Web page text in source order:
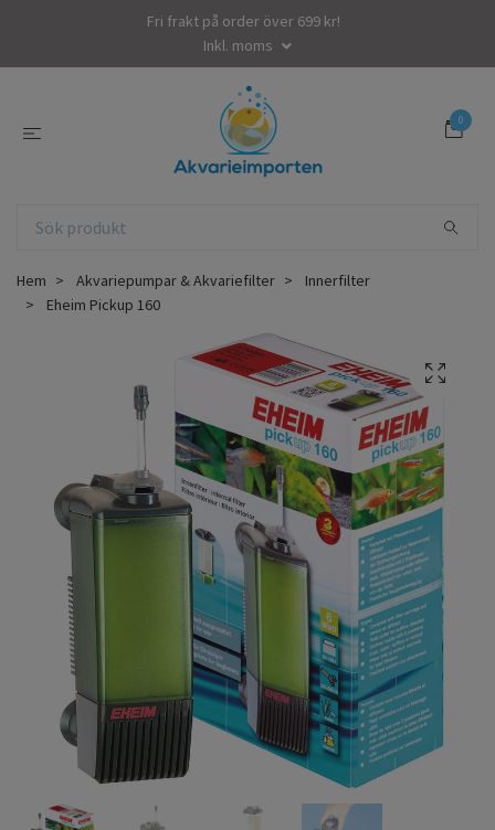
Fri frakt på order över 699 kr!
Inkl. moms
0
Hem Akvariepumpar & Akvariefilter
Innerfilter
Eheim Pickup 160